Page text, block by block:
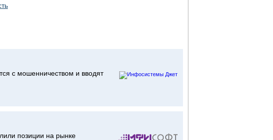
с мошенничеством и вводят
позиции на рынке